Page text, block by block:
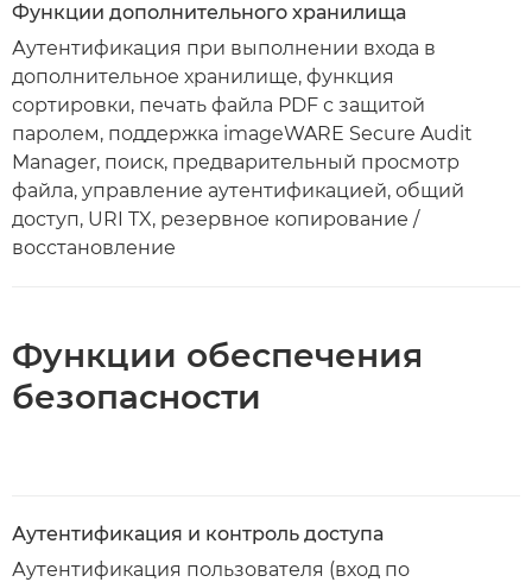
Функции дополнительного хранилища
Аутентификация при выполнении входа в
дополнительное хранилище, функция
сортировки, печать файла PDF с защитой
паролем, поддержка imageWARE Secure Audit
Manager, поиск, предварительный просмотр
файла, управление аутентификацией, общий
доступ, URI TX, резервное копирование /
восстановление
Функции обеспечения
безопасности
Аутентификация и контроль доступа
Аутентификация пользователя (вход по